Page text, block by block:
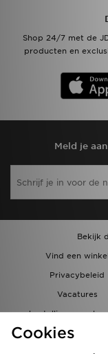
Shop 24/7 met de
producten en
Meld je
Bekijk
Vind een winkel
Privacybeleid
Vacatures
bestellingen en
Cookies